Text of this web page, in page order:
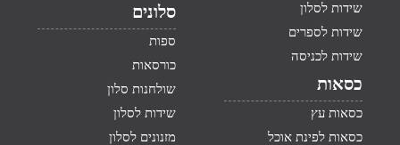
שידות לסלון
שידות לספרים
שידות לכניסה
כסאות
כסאות עץ
כסאות לפינת אוכל
סלונים
ספות
כורסאות
שולחנות סלון
שידות לסלון
מזנונים לסלון